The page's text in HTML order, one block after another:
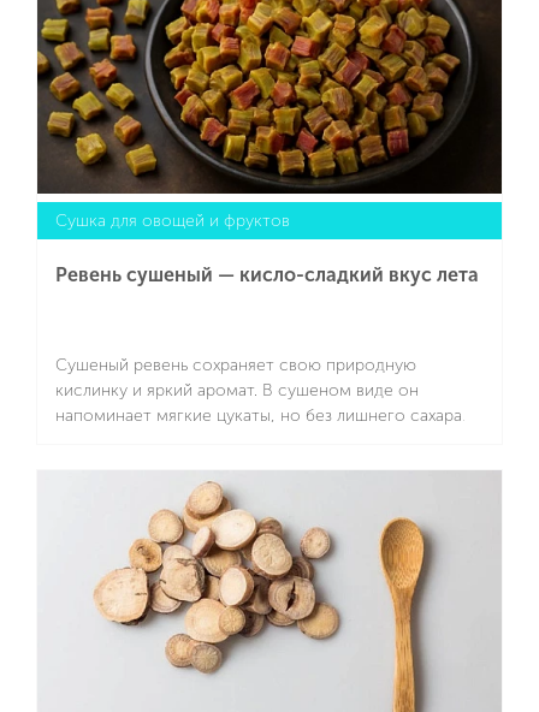
походных блюд. Чтобы их сделать, рекомендуем
SCARLETT SC-FD421T19 с корпусом стального цвета,
пластиковыми поддонами и удобной кнопкой
включения.
Сушка для овощей и фруктов
Ревень сушеный — кисло-сладкий вкус лета
Сушеный ревень сохраняет свою природную
кислинку и яркий аромат. В сушеном виде он
напоминает мягкие цукаты, но без лишнего сахара.
десертов. С высушиванием сочного сырья
прекрасно справится сушилка для овощей и фруктов
SCARLETT SC-FD421T19 с большими прямоугольными
поддонами (мощность устройства — 245 Вт,
предусмотрена электронная регулировка
температуры).
Подробнее